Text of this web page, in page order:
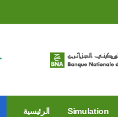
الرئيسية Simulation